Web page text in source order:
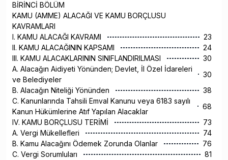
BİRİNCİ BÖLÜM
KAMU (AMME) ALACAĞI VE KAMU BORÇLUSU
KAVRAMLARI
I. KAMU ALACAĞI KAVRAMI
23
II. KAMU ALACAĞININ KAPSAMI
24
III. KAMU ALACAKLARININ SINIFLANDIRILMASI
30
A. Alacağın Aidiyeti Yönünden; Devlet, İl Özel İdareleri
ve Belediyeler
30
B. Alacağın Niteliği Yönünden
38
C. Kanunlarında Tahsili Emval Kanunu veya 6183 sayılı
Kanun Hükümlerine Atıf Yapılan Alacaklar
68
IV. KAMU BORÇLUSU TERİMİ
73
A. Vergi Mükellefleri
74
B. Kamu Alacağını Ödemek Zorunda Olanlar
76
C. Vergi Sorumluları
81